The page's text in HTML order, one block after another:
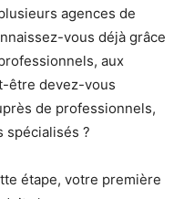
agences de
vous déjà grâce
aux
être devez-vous
de professionnels,
spécialisés ?
étape, votre première